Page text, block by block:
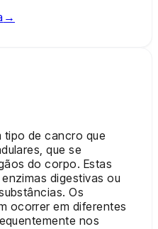
→
tipo de cancro que
que se
do corpo. Estas
digestivas ou
Os
ocorrer em diferentes
nos